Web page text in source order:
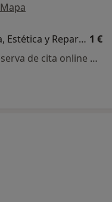
Mapa
Primera visita Cirugía Plástica, Estética y Reparadora 1 €
Este especialista no ofrece reserva de cita online en esta dirección.